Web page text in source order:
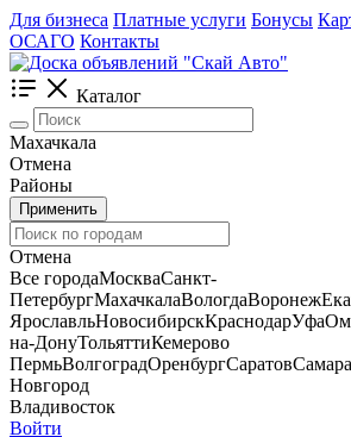
Для бизнеса Платные услуги Бонусы
ОСАГО Контакты
Каталог
Махачкала
Отмена
Районы
Применить
Отмена
Все городаМоскваСанкт-
ПетербургМахачкалаВологдаВоронеж
ЯрославльНовосибирскКраснодарУфа
на-ДонуТольяттиКемерово
ПермьВолгоградОренбургСаратовСамара
Новгород
Владивосток
Войти